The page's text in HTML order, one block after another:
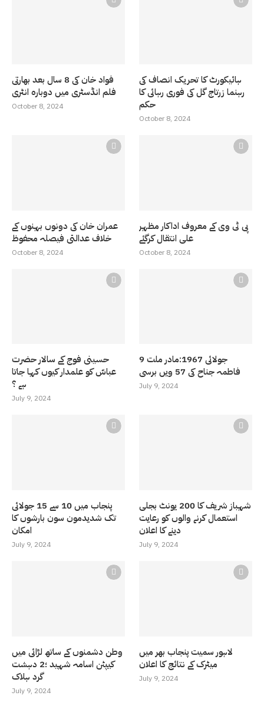
فواد خان کی 8 سال بعد بھارتی
فلم انڈسٹری میں دوبارہ انٹری
October 8, 2024
ہائیکورٹ کا تحریک انصاف کی
رہنما زرتاج گل کی فوری رہائی کا
حکم
October 8, 2024
عمران خان کی دونوں بہنوں کے
خلاف عدالتی فیصلہ محفوظ
October 8, 2024
پی ٹی وی کے معروف اداکار مظہر
علی انتقال کرگئے
October 8, 2024
حسینی فوج کے سالار حضرت
عباسّ کو علمدار کیوں کہا جاتا
ہے ؟
July 9, 2024
9 جولائی 1967:مادر ملت
فاطمہ جناح کی 57 ویں برسی
July 9, 2024
پنجاب میں 10 سے 15 جولائی
تک شدیدمون سون بارشوں کا
امکان
July 9, 2024
شہباز شریف کا 200 یونٹ بجلی
استعمال کرنے والوں کو رعایت
دینے کا اعلان
July 9, 2024
وطن دشمنوں کے ساتھ لڑائی میں
کیپٹن اسامہ شہید ؛2 دہشت
گرد ہلاک
July 9, 2024
لاہور سمیت پنجاب بھر میں
میٹرک کے نتائج کا اعلان
July 9, 2024